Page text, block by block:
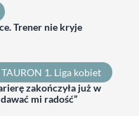
Trener nie kryje
TAURON 1. Liga kobiet
zakończyła już w
mi radość”